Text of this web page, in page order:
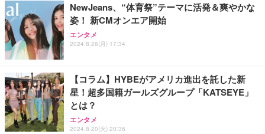
Lightning to 3.5mm イヤホンジャック 変換 MFi認
証 【ハイレゾ音質】 内蔵DAC 遅延なし 48ビット/9
6KHz 音量調節対応
【HIFI音質】iphone イヤホンジャック ライトニン
グ イヤホン 変換 MFI認証 4極 内蔵DAC 遅延なし 音
量調節/音楽
NewJeans、“体育祭”テーマに活発＆爽やかな
姿！ 新CMオンエア開始
エンタメ
2024.8.26(月) 17:34
【コラム】HYBEがアメリカ進出を託した新
星！超多国籍ガールズグループ「KATSEYE」
とは？
エンタメ
2024.8.20(火) 20:36